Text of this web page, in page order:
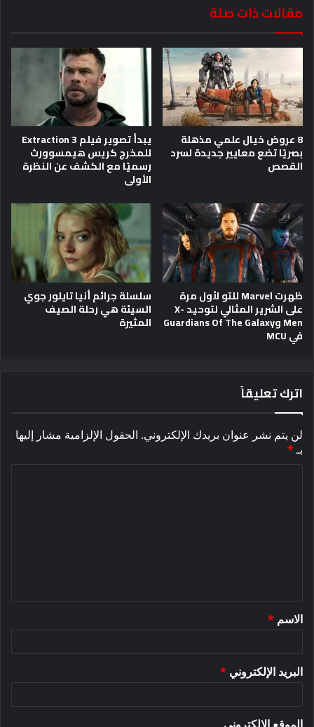
مقالات ذات صلة
8 عروض خيال علمي مذهلة
بصريًا تضع معايير جديدة لسرد
القصص
يبدأ تصوير فيلم Extraction 3
للمخرج كريس هيمسوورث
رسميًا مع الكشف عن النظرة
الأولى
ظهرت Marvel للتو لأول مرة
على الشرير المثالي لتوحيد X-
Men وGuardians Of The Galaxy
في MCU
سلسلة جرائم أنيا تايلور جوي
السيئة هي رحلة الصيف
المثيرة
اترك تعليقاً
لن يتم نشر عنوان بريدك الإلكتروني. الحقول الإلزامية مشار إليها
بـ*
*
الاسم *
البريد الإلكتروني *